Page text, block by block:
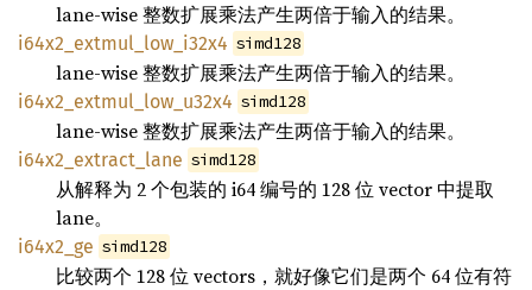
lane-wise 整数扩展乘法产生两倍于输入的结果。
i64x2_extmul_low_i32x4 simd128
lane-wise 整数扩展乘法产生两倍于输入的结果。
i64x2_extmul_low_u32x4 simd128
lane-wise 整数扩展乘法产生两倍于输入的结果。
i64x2_extract_lane simd128
从解释为 2 个包装的 i64 编号的 128 位 vector 中提取
lane。
i64x2_ge simd128
比较两个 128 位 vectors，就好像它们是两个 64 位有符